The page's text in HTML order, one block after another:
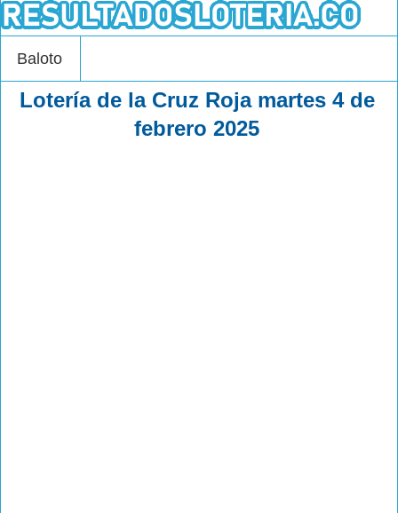
Baloto
Lotería de la Cruz Roja martes 4 de
febrero 2025